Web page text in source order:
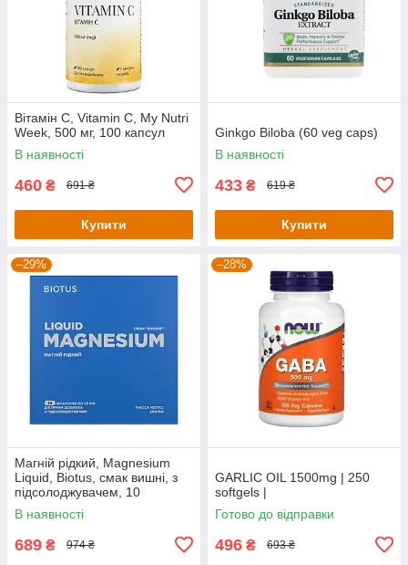
Вітамін С, Vitamin C, My Nutri
Week, 500 мг, 100 капсул
В наявності
460 ₴ 691 ₴
Купити
Ginkgo Biloba (60 veg caps)
В наявності
433 ₴ 619 ₴
Купити
–29%
Магній рідкий, Magnesium
Liquid, Biotus, смак вишні, з
підсолоджувачем, 10
флаконів по 20 мл кожен
В наявності
689 ₴ 974 ₴
–28%
GARLIC OIL 1500mg | 250
softgels |
Готово до відправки
496 ₴ 693 ₴